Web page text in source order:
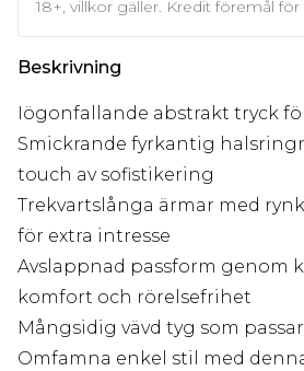
18+, villkor gäller. Kredit föremål för
Beskrivning
Iögonfallande abstrakt tryck
Smickrande fyrkantig
touch av sofistikering
Trekvartslånga ärmar med
för extra intresse
Avslappnad passform genom
komfort och rörelsefrihet
Mångsidig vävd tyg som
Omfamna enkel stil med